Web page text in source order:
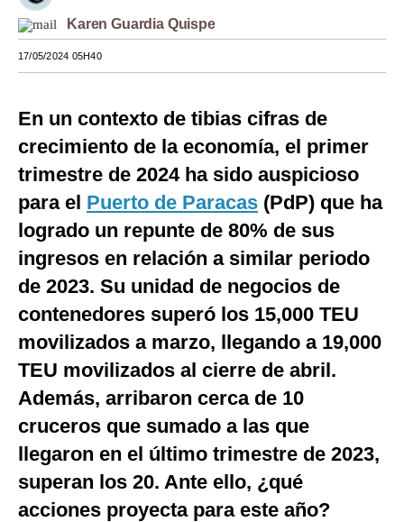
Mundo
EEUU
España
Tecnología
Club del Suscriptor
Mix
G de Gestión
Notas Contratadas
Podcast
Videos
Fotogalerías
Karen Guardia Quispe
17/05/2024 05H40
En un contexto de tibias cifras de
crecimiento de la economía, el primer
trimestre de 2024 ha sido auspicioso
para el Puerto de Paracas (PdP) que ha
logrado un repunte de 80% de sus
ingresos en relación a similar periodo
de 2023. Su unidad de negocios de
contenedores superó los 15,000 TEU
movilizados a marzo, llegando a 19,000
TEU movilizados al cierre de abril.
Además, arribaron cerca de 10
cruceros que sumado a las que
llegaron en el último trimestre de 2023,
superan los 20. Ante ello, ¿qué
acciones proyecta para este año?